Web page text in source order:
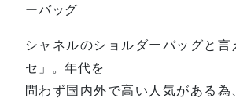
ーバッグ
シャネルのショルダーバッグと言
セ」。年代を
問わず国内外で高い人気がある為